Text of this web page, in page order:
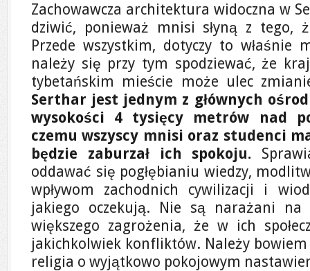
Zachowawcza architektura widoczna w
dziwić, ponieważ mnisi słyną z tego,
Przede wszystkim, dotyczy to właśnie
należy się przy tym spodziewać, że
tybetańskim mieście może ulec
Serthar jest jednym z głównych
wysokości 4 tysięcy metrów nad
czemu wszyscy mnisi oraz studenci
będzie zaburzał ich spokoju.
oddawać się pogłębianiu wiedzy,
wpływom zachodnich cywilizacji i
jakiego oczekują. Nie są narażani
większego zagrożenia, że w ich
jakichkolwiek konfliktów. Należy
religia o wyjątkowo pokojowym